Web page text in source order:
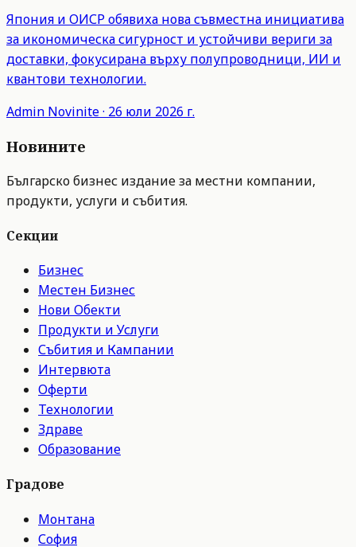
Япония и ОИСР обявиха нова съвместна инициатива
за икономическа сигурност и устойчиви вериги за
доставки, фокусирана върху полупроводници, ИИ и
квантови технологии.
Admin Novinite· 26 юли 2026 г.
Новините
Българско бизнес издание за местни компании,
продукти, услуги и събития.
Секции
Бизнес
Местен Бизнес
Нови Обекти
Продукти и Услуги
Събития и Кампании
Интервюта
Оферти
Технологии
Здраве
Образование
Градове
Монтана
София